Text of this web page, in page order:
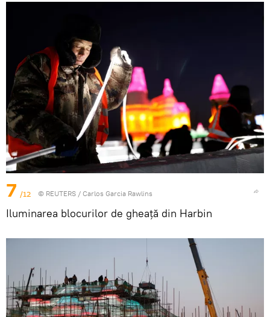
7 /12 © REUTERS / Carlos Garcia Rawlins
Iluminarea blocurilor de gheață din Harbin